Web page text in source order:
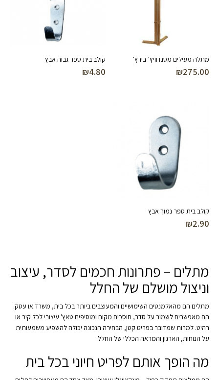
מתלה מעילים מסנדוויץ’ בירץ’
₪275.00
קולב בית ספר גבוה אבץ
₪4.80
קולב בית ספר נמוך אבץ
₪2.90
מתלים – פתרונות חכמים לסדר, עיצוב
וניצול מושלם של החלל
מתלים הם מהאלמנטים השימושיים והמעוצבים ביותר בכל בית, משרד או עסק.
הם מאפשרים לשמור על סדר, חוסכים מקום ומוסיפים טאץ' עיצובי לכל קיר או
רהיט. למרות שמדובר בפריט קטן, הבחירה הנכונה יכולה להשפיע משמעותית
על הנוחות, הארגון והמראה הכללי של החלל.
מה הופך אותם לפריט חיוני בכל בית